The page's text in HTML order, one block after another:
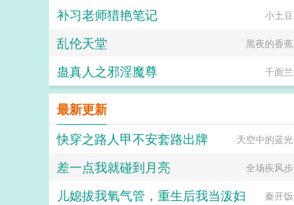
丁骨
补习老师猎艳笔记 小土豆
乱伦天堂 黑夜的香蕉
蛊真人之邪淫魔尊 千面兰
最新更新
快穿之路人甲不安套路出牌
天空中的蓝光
差一点我就碰到月亮 全场疾风步
儿媳拔我氧气管，重生后我当泼妇 秦开饭